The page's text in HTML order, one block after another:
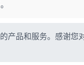
产品和服务。感谢您